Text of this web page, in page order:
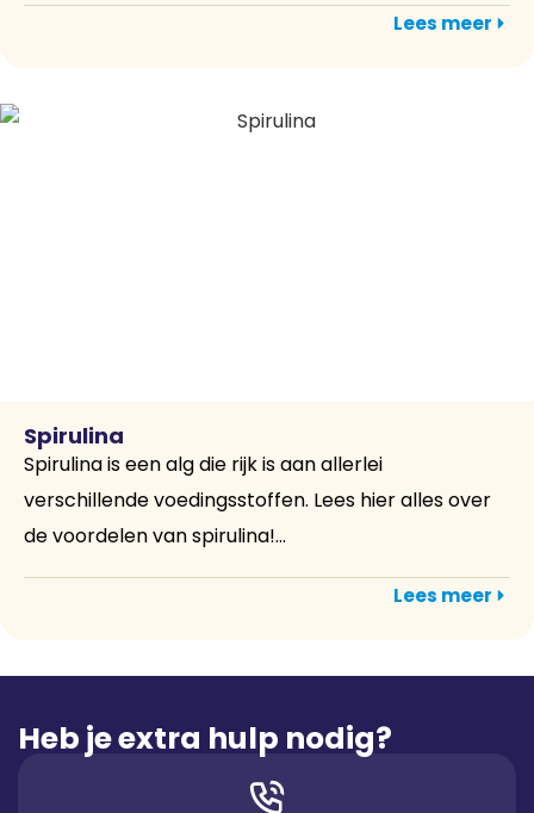
Lees meer
Spirulina
Spirulina is een alg die rijk is aan allerlei
verschillende voedingsstoffen. Lees hier alles over
de voordelen van spirulina!...
Lees meer
Heb je extra hulp nodig?